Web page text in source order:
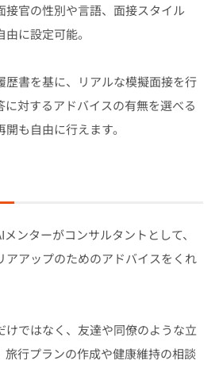
接官の性別や言語、面接スタイル
由に設定可能。
歴書を基に、リアルな模擬面接を行
に対するアドバイスの有無を選べる
も自由に行えます。
ンターがコンサルタントとして、
アアップのためのアドバイスをくれ
けではなく、友達や同僚のような立
旅行プランの作成や健康維持の相談